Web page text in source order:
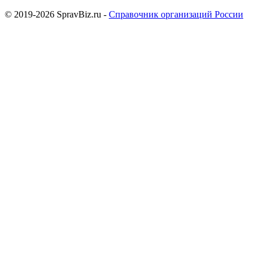
© 2019-2026 SpravBiz.ru - Справочник организаций России